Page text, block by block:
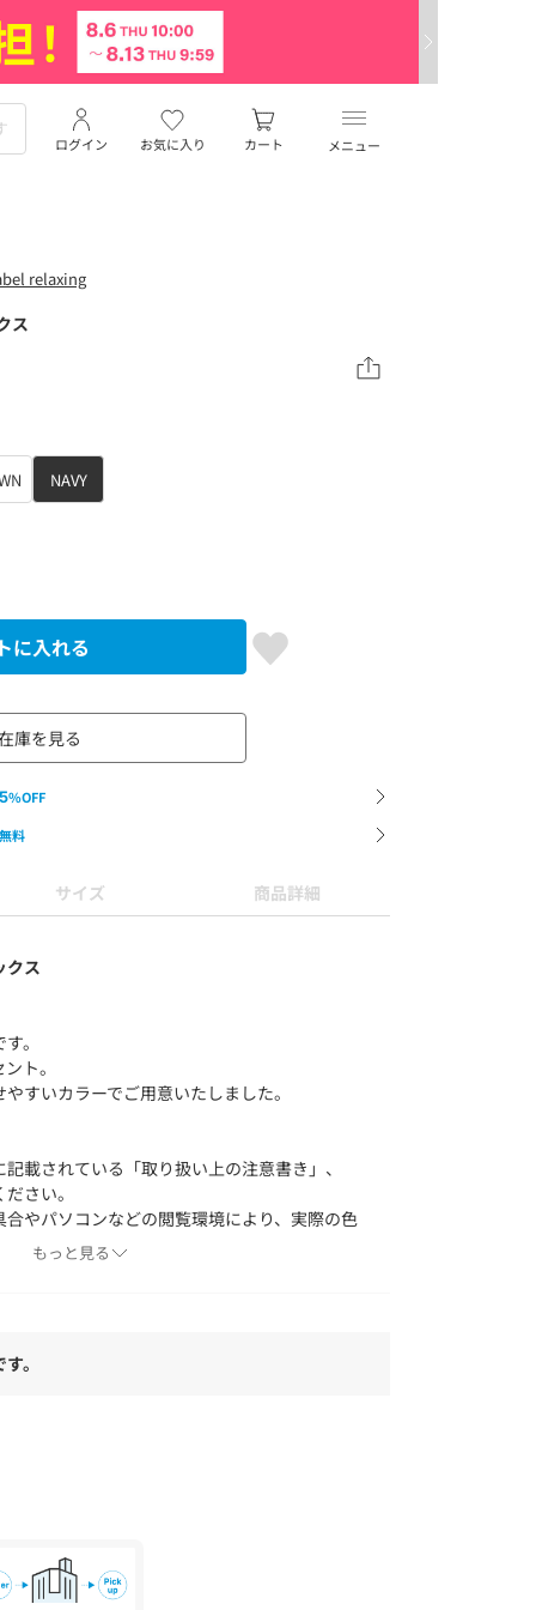
メニュー
お気に入り
ログイン カート
relaxing
ス
NAVY
に入れる
庫を見る
5%OFF
料
サイズ 商品詳細
クス
。
ト。
すいカラーでご用意いたしました。
載されている「取り扱い上の注意書き」、
さい。
やパソコンなどの閲覧環境により、実際の色
います。あらかじめご了承ください。
31356990238
もっと見る
。